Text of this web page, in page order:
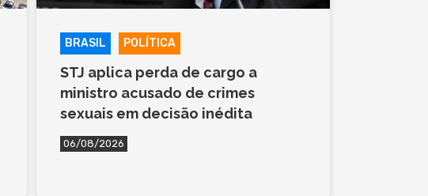
BRASIL POLÍTICA
STJ aplica perda de cargo a
ministro acusado de crimes
sexuais em decisão inédita
06/08/2026